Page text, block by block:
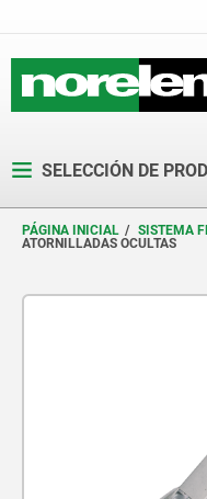
SELECCIÓN DE
PÁGINA INICIAL SISTEMA
ATORNILLADAS OCULTAS